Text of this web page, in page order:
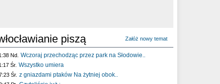
piszą Załóż nowy temat
Nd. Wczoraj przechodząc przez park na Słodowie..
Śr. Wszystko umiera
Śr. z gniazdami ptaków Na żytniej obok..